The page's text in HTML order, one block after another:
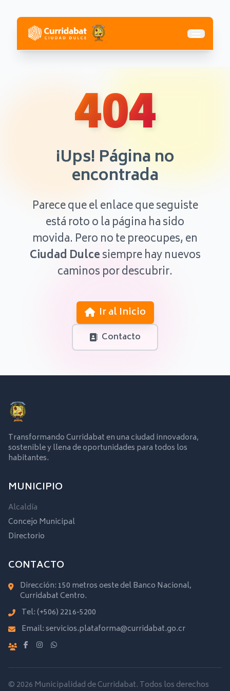
Abrir
404
¡Ups! Página no
encontrada
Parece que el enlace que seguiste
está roto o la página ha sido
movida. Pero no te preocupes, en
Ciudad Dulcesiempre hay nuevos
caminos por descubrir.
Ir al Inicio
Contacto
Transformando Curridabat en una ciudad innovadora,
sostenible y llena de oportunidades para todos los
habitantes.
MUNICIPIO
Alcaldía
Concejo Municipal
Directorio
CONTACTO
Dirección: 150 metros oeste del Banco Nacional,
Curridabat Centro.
Tel:(+506) 2216-5200
Email:servicios.plataforma@curridabat.go.cr
© 2026 Municipalidad de Curridabat. Todos los derechos